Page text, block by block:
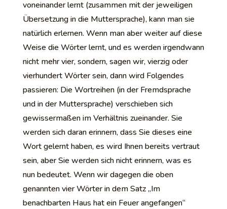
voneinander lernt (zusammen mit der jeweiligen
Übersetzung in die Muttersprache), kann man sie
natürlich erlernen. Wenn man aber weiter auf diese
Weise die Wörter lernt, und es werden irgendwann
nicht mehr vier, sondern, sagen wir, vierzig oder
vierhundert Wörter sein, dann wird Folgendes
passieren: Die Wortreihen (in der Fremdsprache
und in der Muttersprache) verschieben sich
gewissermaßen im Verhältnis zueinander. Sie
werden sich daran erinnern, dass Sie dieses eine
Wort gelernt haben, es wird Ihnen bereits vertraut
sein, aber Sie werden sich nicht erinnern, was es
nun bedeutet. Wenn wir dagegen die oben
genannten vier Wörter in dem Satz „Im
benachbarten Haus hat ein Feuer angefangen“